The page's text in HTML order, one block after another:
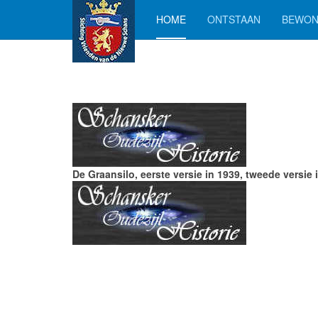
HOME ONTSTAAN
De Graansilo, eerste versie in 1939, tweede